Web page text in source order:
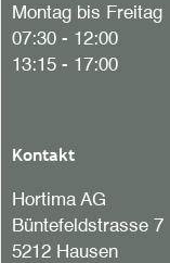
Montag bis Freitag
07:30 - 12:00
13:15 - 17:00
Kontakt
Hortima AG
Büntefeldstrasse 7
5212 Hausen